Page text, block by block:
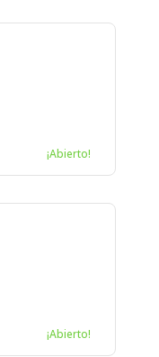
¡Abierto!
¡Abierto!